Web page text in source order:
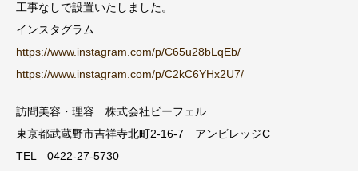
工事なしで設置いたしました。
インスタグラム
https://www.instagram.com/p/C65u28bLqEb/
https://www.instagram.com/p/C2kC6YHx2U7/
訪問美容・理容 株式会社ビーフェル
東京都武蔵野市吉祥寺北町2-16-7 アンビレッジC
TEL 0422-27-5730